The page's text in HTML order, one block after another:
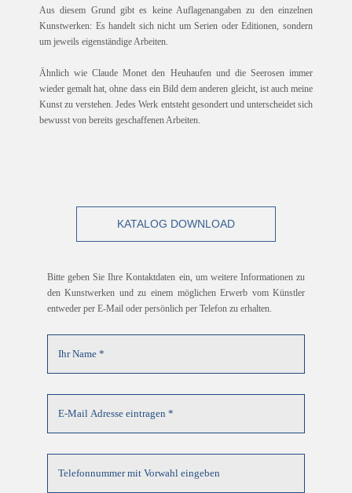
Aus diesem Grund gibt es keine Auflagenangaben zu den einzelnen
Kunstwerken: Es handelt sich nicht um Serien oder Editionen, sondern
um jeweils eigenständige Arbeiten.
Ähnlich wie Claude Monet den Heuhaufen und die Seerosen immer
wieder gemalt hat, ohne dass ein Bild dem anderen gleicht, ist auch meine
Kunst zu verstehen. Jedes Werk entsteht gesondert und unterscheidet sich
bewusst von bereits geschaffenen Arbeiten.
KATALOG DOWNLOAD
Bitte geben Sie Ihre Kontaktdaten ein, um weitere Informationen zu
den Kunstwerken und zu einem möglichen Erwerb vom Künstler
entweder per E-Mail oder persönlich per Telefon zu erhalten.